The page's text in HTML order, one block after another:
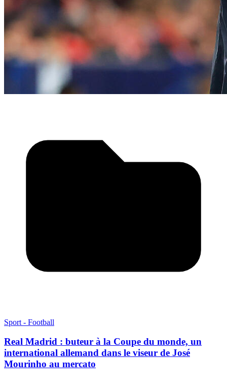
Sport - Football
Real Madrid : buteur à la Coupe du monde, un
international allemand dans le viseur de José
Mourinho au mercato